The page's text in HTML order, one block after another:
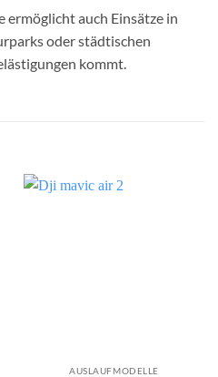
ermöglicht auch Einsätze in
oder städtischen
kommt.
AUSLAUFMODELLE